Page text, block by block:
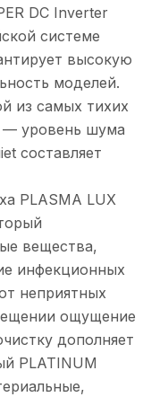
DC Inverter
системе
высокую
моделей.
из самых тихих
— уровень шума
составляет
PLASMA LUX
вещества,
инфекционных
неприятных
ощущение
дополняет
PLATINUM